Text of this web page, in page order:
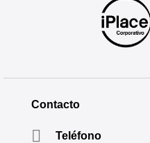
Contacto
Teléfono